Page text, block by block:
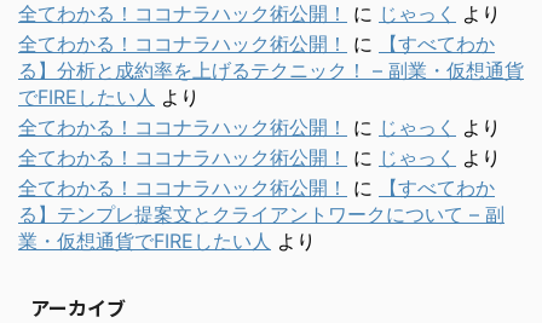
全てわかる！ココナラハック術公開！ に じゃっく
より
全てわかる！ココナラハック術公開！
に
【すべてわか
る】分析と成約率を上げるテクニック！ – 副業・仮想通貨
でFIREしたい人 より
全てわかる！ココナラハック術公開！
に じゃっく
より
全てわかる！ココナラハック術公開！
に じゃっく
より
全てわかる！ココナラハック術公開！
に
【すべてわか
る】テンプレ提案文とクライアントワークについて – 副
業・仮想通貨でFIREしたい人 より
アーカイブ